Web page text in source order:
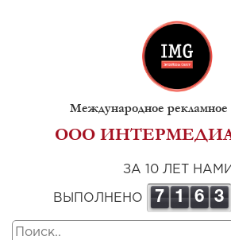
Международное рекламное
ООО
ЗА 10 ЛЕТ НАМИ
ВЫПОЛНЕНО 7 1 6 3